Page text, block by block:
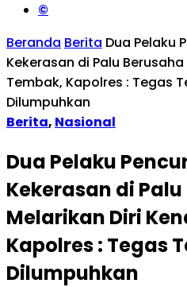
©
Beranda Berita Dua Pelaku
Kekerasan di Palu
Tembak, Kapolres : Tegas
Dilumpuhkan
Berita, Nasional
Dua Pelaku
Kekerasan di
Melarikan Diri
Kapolres : Tegas
Dilumpuhkan